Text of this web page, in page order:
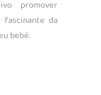
promover
da
bebé.